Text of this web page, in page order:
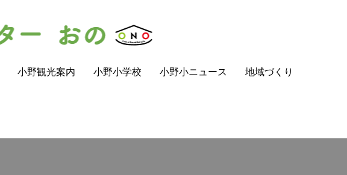
小野観光案内 小野小学校 小野小ニュース 地域づくり